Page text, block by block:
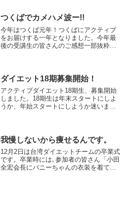
つくばでカメハメ波ー!!
今年はつくば元年！つくばにアクティブ
をお届けする一年となりました。今年最
後の受講生の皆さんのご感想一部抜粋で
法を取得すれば）記憶...
ダイエット18期募集開始！
アクティブダイエット18期生、募集開始
しました。18期生は年末スタートにしよ
うか、年始スタートにしようか迷いまし
は3ヶ月。春先には軽...
我慢しないから痩せるんです。
12月2日は台湾ダイエットチームの卒業式
です。卒業時には､参加者の皆さん「小田
全宏会長にバニーちゃんの衣装を着てお